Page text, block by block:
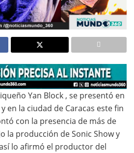
Yan Block , se presentó en
en la ciudad de Caracas este fin
con la presencia de más de
la producción de Sonic Show y
lo afirmó el productor del